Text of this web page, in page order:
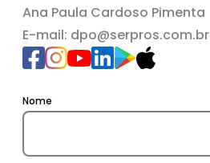
Ana Paula Cardoso Pimenta
E-mail: dpo@serpros.com.br
Nome